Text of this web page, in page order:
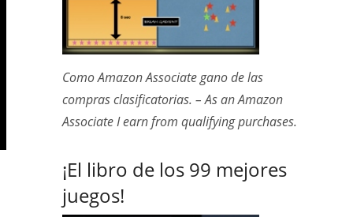
Como Amazon Associate gano de las
compras clasificatorias. – As an Amazon
Associate I earn from qualifying purchases.
¡El libro de los 99 mejores
juegos!